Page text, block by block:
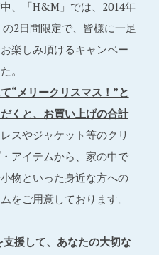
、「H&M」では、2014年
2日間限定で、皆様に一足
楽しみ頂けるキャンペー
。
“メリークリスマス！”と
くと、お買い上げの合計
レスやジャケット等のクリ
アイテムから、家の中で
物といった身近な方への
をご用意しております。
援して、あなたの大切な